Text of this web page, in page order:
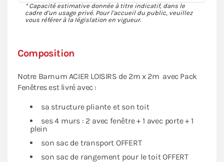
Composition
Notre Barnum ACIER LOISIRS de 2m x 2m avec Pack
Fenêtres est livré avec :
sa structure pliante et son toit
ses 4 murs : 2 avec fenêtre + 1 avec porte + 1
plein
son sac de transport OFFERT
son sac de rangement pour le toit OFFERT
* Capacité estimative donnée à titre indicatif, dans le
cadre d'un usage privé. Pour l'accueil du public, veuillez
vous référer à la législation en vigueur.